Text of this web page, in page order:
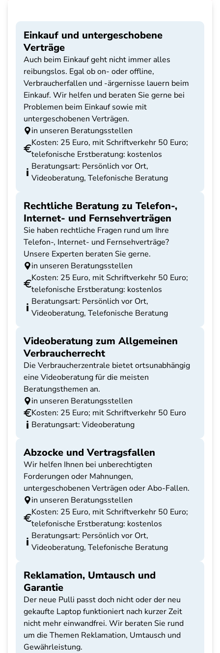
Einkauf und untergeschobene
Verträge
Auch beim Einkauf geht nicht immer alles
reibungslos. Egal ob on- oder offline,
Verbraucherfallen und -ärgernisse lauern beim
Einkauf. Wir helfen und beraten Sie gerne bei
Problemen beim Einkauf sowie mit
untergeschobenen Verträgen.
in unseren Beratungsstellen
Kosten: 25 Euro, mit Schriftverkehr 50 Euro;
telefonische Erstberatung: kostenlos
Beratungsart: Persönlich vor Ort,
Videoberatung, Telefonische Beratung
Rechtliche Beratung zu Telefon-,
Internet- und Fernsehverträgen
Sie haben rechtliche Fragen rund um Ihre
Telefon-, Internet- und Fernsehverträge?
Unsere Experten beraten Sie gerne.
in unseren Beratungsstellen
Kosten: 25 Euro, mit Schriftverkehr 50 Euro;
telefonische Erstberatung: kostenlos
Beratungsart: Persönlich vor Ort,
Videoberatung, Telefonische Beratung
Videoberatung zum Allgemeinen
Verbraucherrecht
Die Verbraucherzentrale bietet ortsunabhängig
eine Videoberatung für die meisten
Beratungsthemen an.
in unseren Beratungsstellen
Kosten: 25 Euro; mit Schriftverkehr 50 Euro
Beratungsart: Videoberatung
Abzocke und Vertragsfallen
Wir helfen Ihnen bei unberechtigten
Forderungen oder Mahnungen,
untergeschobenen Verträgen oder Abo-Fallen.
in unseren Beratungsstellen
Kosten: 25 Euro, mit Schriftverkehr 50 Euro;
telefonische Erstberatung: kostenlos
Beratungsart: Persönlich vor Ort,
Videoberatung, Telefonische Beratung
Reklamation, Umtausch und
Garantie
Der neue Pulli passt doch nicht oder der neu
gekaufte Laptop funktioniert nach kurzer Zeit
nicht mehr einwandfrei. Wir beraten Sie rund
um die Themen Reklamation, Umtausch und
Gewährleistung.